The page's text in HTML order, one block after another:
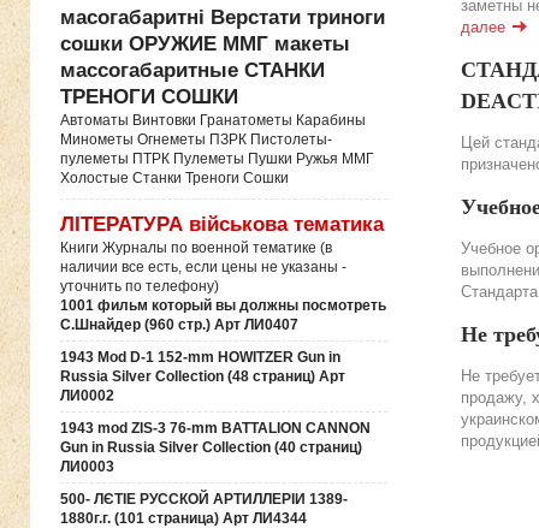
масогабаритні Верстати триноги
сошки ОРУЖИЕ ММГ макеты
массогабаритные СТАНКИ
ТРЕНОГИ СОШКИ
Автоматы Винтовки Гранатометы Карабины
Минометы Огнеметы ПЗРК Пистолеты-
пулеметы ПТРК Пулеметы Пушки Ружья ММГ
Холостые Станки Треноги Сошки
ЛІТЕРАТУРА військова тематика
Книги Журналы по военной тематике (в
наличии все есть, если цены не указаны -
уточнить по телефону)
1001 фильм который вы должны посмотреть
С.Шнайдер (960 стр.) Арт ЛИ0407
1943 Mod D-1 152-mm HOWITZER Gun in
Russia Silver Collection (48 страниц) Арт
ЛИ0002
1943 mod ZIS-3 76-mm BATTALION CANNON
Gun in Russia Silver Collection (40 страниц)
ЛИ0003
500- ЛЄТІЕ РУССКОЙ АРТИЛЛЕРІИ 1389-
1880г.г. (101 страница) Арт ЛИ4344
заметны
далее
Цей
Учебное
Не
Не
продажу,